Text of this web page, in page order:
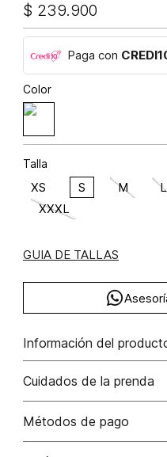
$ 239.900
Paga con
Color
Talla
XS S M L
XXXL
GUIA DE TALLAS
Información del
algodón 98.9200000000
Cuidados de la prenda
No remojar. no retorcer /
Métodos de pago